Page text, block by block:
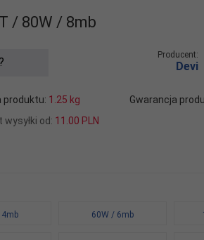
/ 80W / 8mb
Producent:
Devi
produktu: 1.25 kg Gwarancja
wysyłki od: 11.00 PLN
60W / 6mb